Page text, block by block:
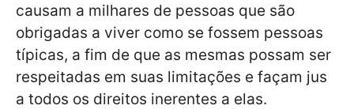
causam a milhares de pessoas que são
obrigadas a viver como se fossem pessoas
típicas, a fim de que as mesmas possam ser
respeitadas em suas limitações e façam jus
a todos os direitos inerentes a elas.